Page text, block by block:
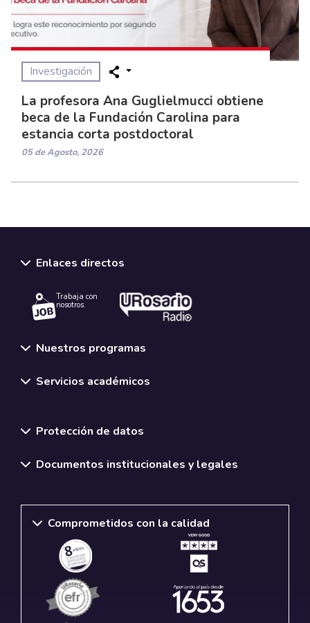
Investigación
La profesora Ana Guglielmucci obtiene
beca de la Fundación Carolina para
estancia corta postdoctoral
05 de Agosto, 2026
Enlaces directos
Trabaja con
nosotros.
Nuestros programas
Servicios académicos
Protección de datos
Documentos institucionales y legales
Comprometidos con la calidad